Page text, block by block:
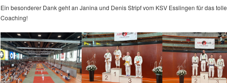
Ein besonderer Dank geht an Janina und Denis Stripf vom KSV Esslingen für das tolle
Coaching!